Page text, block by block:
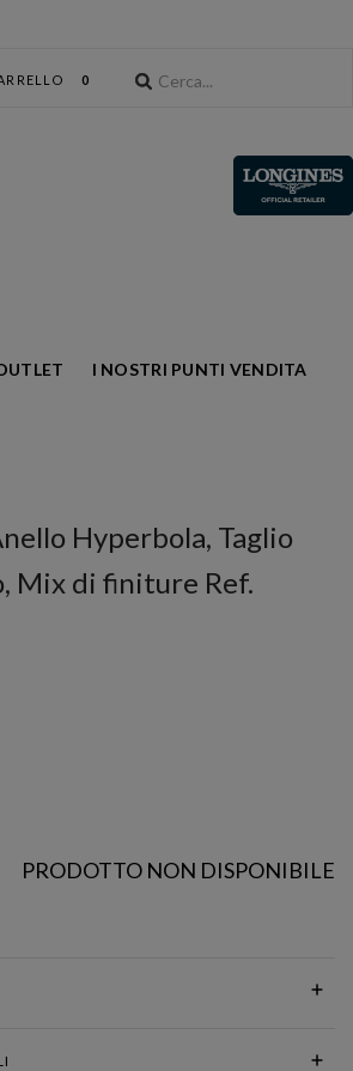
0
I NOSTRI PUNTI VENDITA
Hyperbola, Taglio
Mix di finiture Ref.
PRODOTTO NON DISPONIBILE